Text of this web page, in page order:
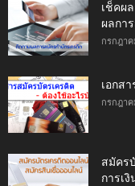
เช็คผ
ผลกา
กรกฎาค
เอกส
กรกฎาค
สมัคร
การเงิ